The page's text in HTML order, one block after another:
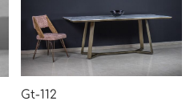
Gt-112